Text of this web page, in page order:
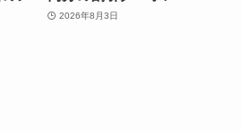
2026年8月3日